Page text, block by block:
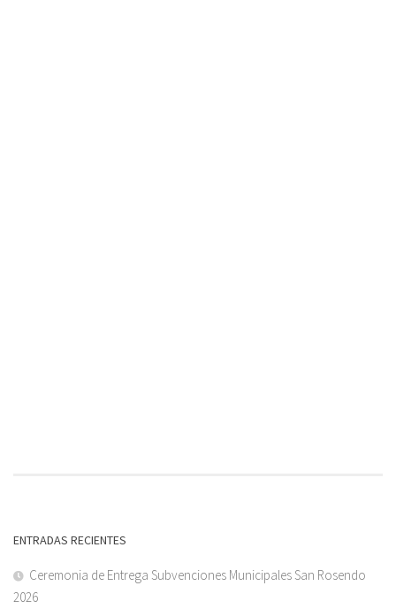
ENTRADAS RECIENTES
Ceremonia de Entrega Subvenciones Municipales San Rosendo
2026